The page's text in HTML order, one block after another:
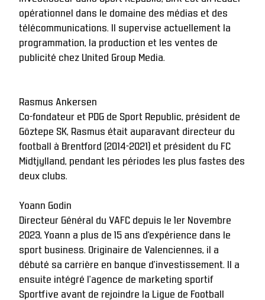
opérationnel dans le domaine des médias et des
télécommunications. Il supervise actuellement la
programmation, la production et les ventes de
publicité chez United Group Media.
Rasmus Ankersen
Co-fondateur et PDG de Sport Republic, président de
Göztepe SK, Rasmus était auparavant directeur du
football à Brentford (2014-2021) et président du FC
Midtjylland, pendant les périodes les plus fastes des
deux clubs.
Yoann Godin
Directeur Général du VAFC depuis le 1er Novembre
2023, Yoann a plus de 15 ans d’expérience dans le
sport business. Originaire de Valenciennes, il a
débuté sa carrière en banque d’investissement. Il a
ensuite intégré l’agence de marketing sportif
Sportfive avant de rejoindre la Ligue de Football